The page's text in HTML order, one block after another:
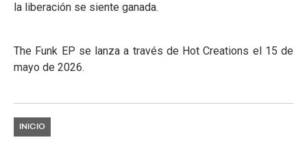
la liberación se siente ganada.
The Funk EP se lanza a través de Hot Creations el 15 de
mayo de 2026.
INICIO